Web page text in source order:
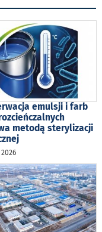
emulsji i farb
metodą sterylizacji